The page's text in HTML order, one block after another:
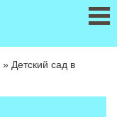
» Детский сад в